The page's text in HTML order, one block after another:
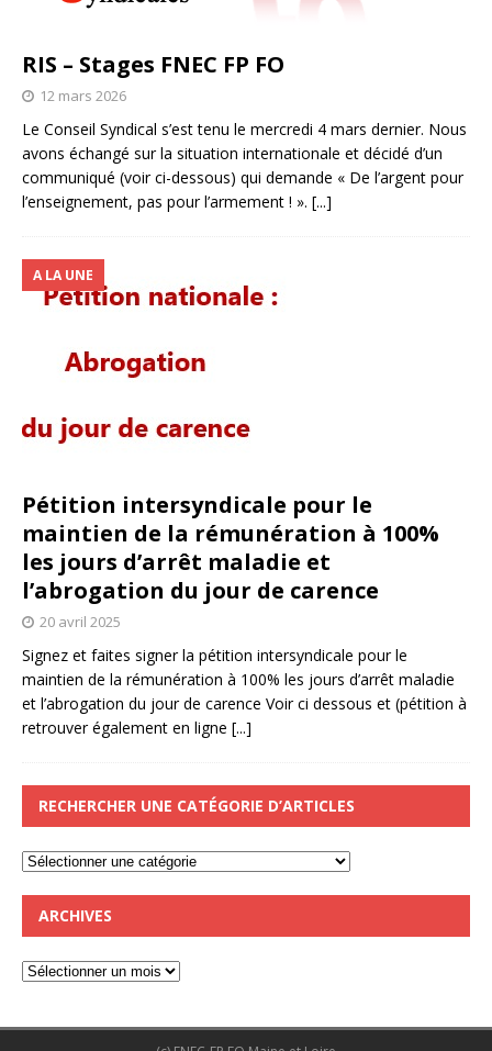
RIS – Stages FNEC FP FO
12 mars 2026
Le Conseil Syndical s’est tenu le mercredi 4 mars dernier. Nous
avons échangé sur la situation internationale et décidé d’un
communiqué (voir ci-dessous) qui demande « De l’argent pour
l’enseignement, pas pour l’armement ! ». [...]
Pétition intersyndicale pour le
maintien de la rémunération à 100%
les jours d’arrêt maladie et
l’abrogation du jour de carence
A LA UNE
20 avril 2025
Signez et faites signer la pétition intersyndicale pour le
maintien de la rémunération à 100% les jours d’arrêt maladie
et l’abrogation du jour de carence Voir ci dessous et (pétition à
retrouver également en ligne [...]
RECHERCHER UNE CATÉGORIE D’ARTICLES
ARCHIVES